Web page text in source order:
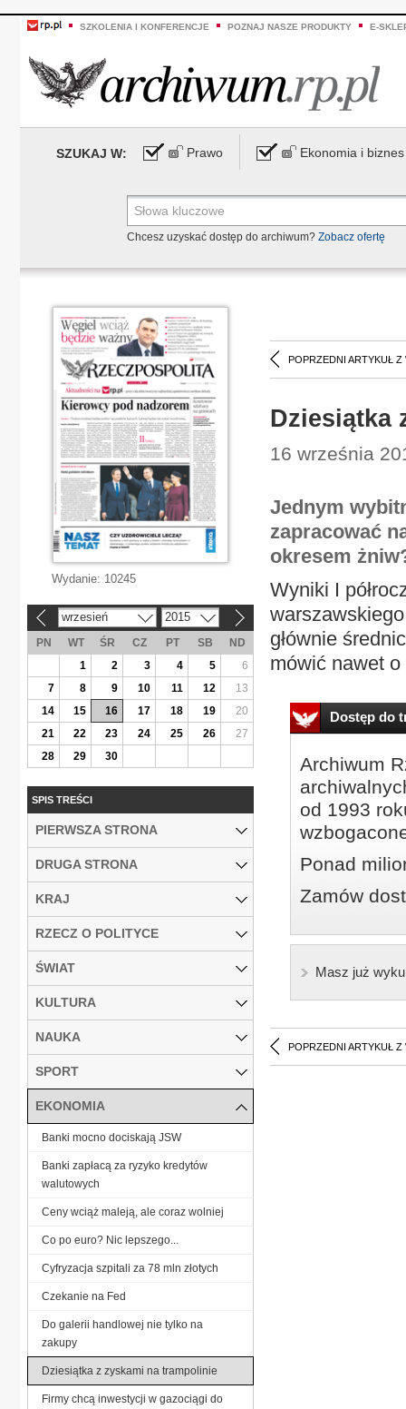
SZKOLENIA I KONFERENCJE POZNAJ NASZE PRODUKTY E-
SZUKAJ W: Prawo Ekonomia i biznes
Chcesz uzyskać dostęp do archiwum? Zobacz ofertę
POPRZEDNI ARTYKUŁ Z
Dziesiątka
16 września
Jednym
zapracować
okresem
Wyniki I
głównie
mówić nawet
Dostęp do
Archiwum
od 1993
Ponad
Zamów
Masz już
POPRZEDNI ARTYKUŁ Z
Wydanie: 10245
wrzesień 2015
PN WT ŚR CZ PT SB
ND
1
2 3 4 5
6
7
8 9 10 11 12
13
14
15 16 17 18 19
20
21
22 23 24 25 26
27
28
29 30
SPIS TREŚCI
PIERWSZA STRONA
DRUGA STRONA
KRAJ
RZECZ O POLITYCE
ŚWIAT
KULTURA
NAUKA
SPORT
EKONOMIA
Banki mocno dociskają JSW
Banki zapłacą za ryzyko kredytów
walutowych
Ceny wciąż maleją, ale coraz wolniej
Co po euro? Nic lepszego...
Cyfryzacja szpitali za 78 mln złotych
Czekanie na Fed
Do galerii handlowej nie tylko na
zakupy
Dziesiątka z zyskami na trampolinie
Firmy chcą inwestycji w gazociągi do